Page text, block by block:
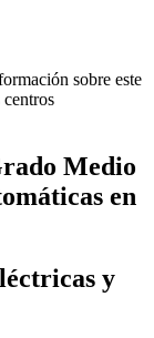
sobre este
Medio
en
y